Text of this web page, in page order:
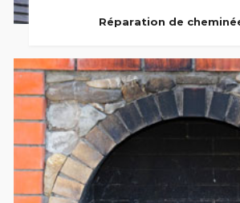
Réparation de